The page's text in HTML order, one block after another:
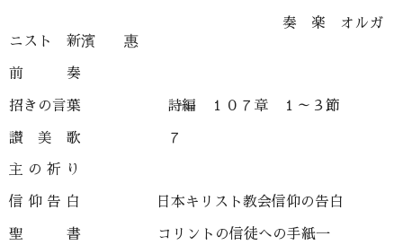
奏 楽 オルガ
ニスト 新濱 惠
前 奏
招きの言葉 詩編 １０７章 １～３節
讃 美 歌 ７
主 の 祈 り
信 仰 告 白 日本キリスト教会信仰の告白
聖 書 コリントの信徒への手紙一